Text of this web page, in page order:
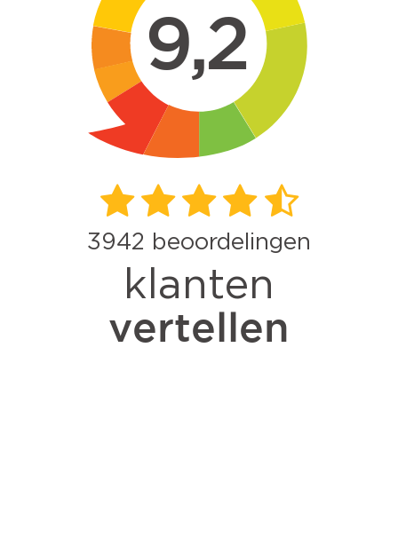
9,2
3942 beoordelingen
klanten
vertellen